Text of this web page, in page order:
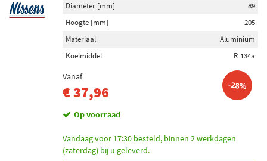
Diameter [mm]
89
Hoogte [mm]
205
Materiaal
Aluminium
Koelmiddel
R 134a
Vanaf
€ 37,96 -28%
Op voorraad
Vandaag voor 17:30 besteld, binnen 2 werkdagen
(zaterdag) bij u geleverd.